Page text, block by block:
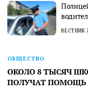
ВЕСТНИК
ОБЩЕСТВО
ОКОЛО 8 ТЫСЯЧ
ПОЛУЧАТ ПОМОЩЬ